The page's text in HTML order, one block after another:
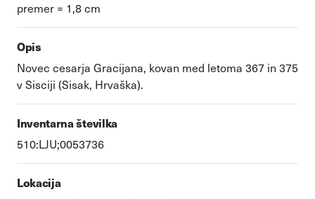
premer = 1,8 cm
Opis
Novec cesarja Gracijana, kovan med letoma 367 in 375
v Sisciji (Sisak, Hrvaška).
Inventarna številka
510:LJU;0053736
Lokacija